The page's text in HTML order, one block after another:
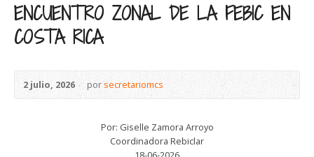
ENCUENTRO ZONAL DE LA FEBIC EN
COSTA RICA
2 julio, 2026 porsecretariomcs
Por: Giselle Zamora Arroyo
Coordinadora Rebiclar